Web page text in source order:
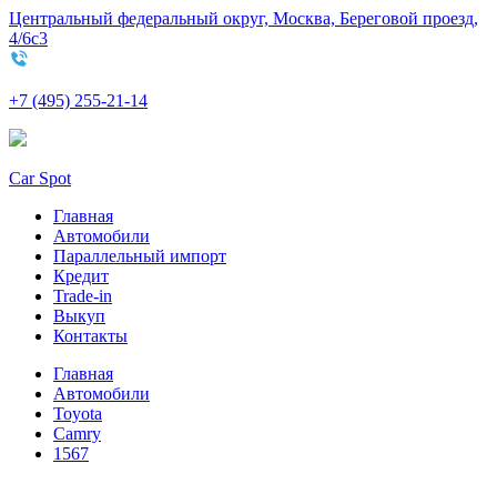
Центральный федеральный округ, Москва, Береговой проезд,
4/6с3
+7 (495) 255-21-14
Car Spot
Главная
Автомобили
Параллельный импорт
Кредит
Trade-in
Выкуп
Контакты
Главная
Автомобили
Toyota
Camry
1567